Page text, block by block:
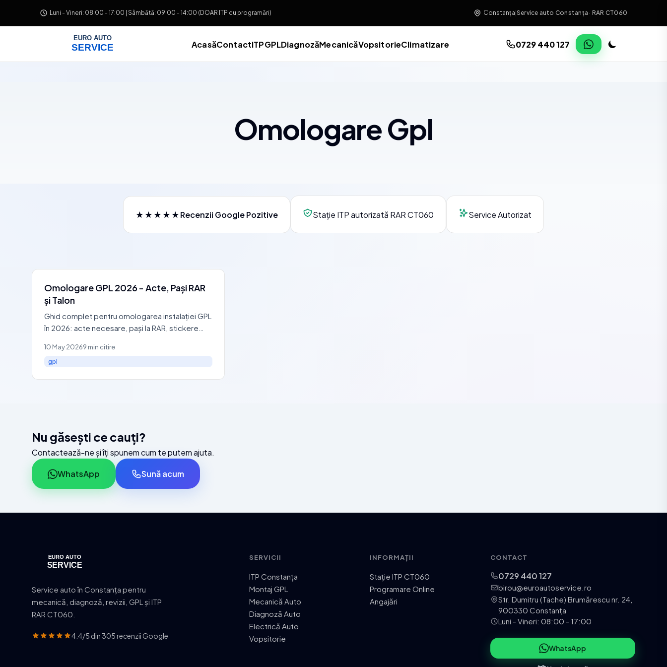
Luni - Vineri: 08:00 - 17:00 | Sâmbătă: 09:00 - 14:00 (DOAR ITP cu programări) Constanța Service auto Constanța · RAR CT060
AcasăContactITPGPLDiagnozăMecanicăVopsitorieClimatizare 0729 440 127
Omologare Gpl
★★★★★Recenzii Google Pozitive Stație ITP autorizată RAR CT060 Service Autorizat
Omologare GPL 2026 - Acte, Pași RAR
și Talon
Ghid complet pentru omologarea instalației GPL
în 2026: acte necesare, pași la RAR, stickere
montaj.
10 May 20269 min citire
gpl
Nu găsești ce cauți?
Contactează-ne și îți spunem cum te putem ajuta.
WhatsApp Sună acum
Service auto în Constanța pentru
mecanică, diagnoză, revizii, GPL și ITP
RAR CT060.
4.4/5 din 305 recenzii Google
SERVICII
ITP Constanța
Montaj GPL
Mecanică Auto
Diagnoză Auto
Electrică Auto
Vopsitorie
INFORMAȚII
Stație ITP CT060
Programare Online
Angajări
CONTACT
0729 440 127
birou@euroautoservice.ro
Str. Dumitru (Tache) Brumărescu nr. 24,
900330 Constanța
Luni - Vineri: 08:00 - 17:00
WhatsApp